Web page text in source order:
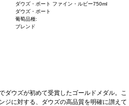
ダウズ・ポート ファイン・ルビー750ml
ダウズ・ポート
葡萄品種:
ブレンド
ダウズが初めて受賞したゴールドメダル。こ
ジに対する、ダウズの高品質を明確に讃えて